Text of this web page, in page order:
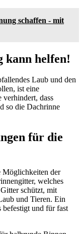
schaffen - mit
kann helfen!
Laub und den
ist eine
verhindert, dass
so die Dachrinne
für die
Möglichkeiten der
welches
schützt, mit
und Tieren. Ein
und für fast